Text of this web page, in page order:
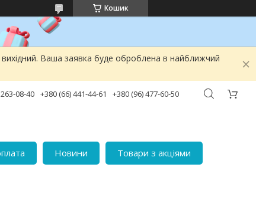
Кошик
Ваша заявка буде оброблена в найближчий
08-40 +380 (66) 441-44-61 +380 (96) 477-60-50
Новини Товари з акціями